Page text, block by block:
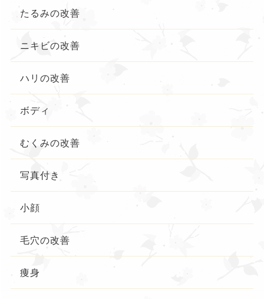
たるみの改善
ニキビの改善
ハリの改善
ボディ
むくみの改善
写真付き
小顔
毛穴の改善
痩身